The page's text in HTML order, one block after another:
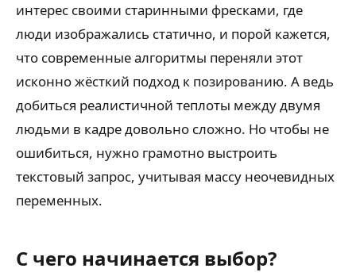
интерес своими старинными фресками, где
люди изображались статично, и порой кажется,
что современные алгоритмы переняли этот
исконно жёсткий подход к позированию. А ведь
добиться реалистичной теплоты между двумя
людьми в кадре довольно сложно. Но чтобы не
ошибиться, нужно грамотно выстроить
текстовый запрос, учитывая массу неочевидных
переменных.
С чего начинается выбор?